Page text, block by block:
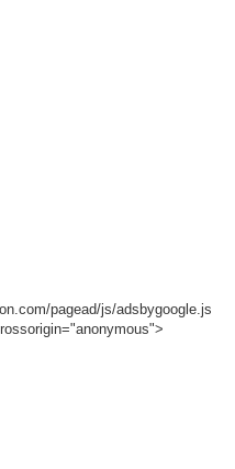
pagead/js/adsbygoogle.js